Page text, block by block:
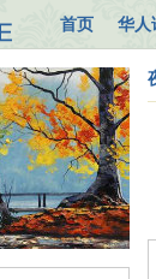
首页 华人